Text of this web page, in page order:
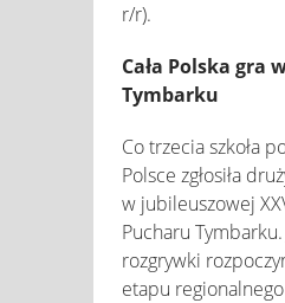
r/r).
Cała Polska gra
Tymbarku
Co trzecia szkoła
Polsce zgłosiła
w jubileuszowej
Pucharu
rozgrywki
etapu